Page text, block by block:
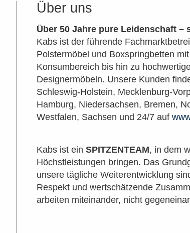
Über uns
Über 50 Jahre pure Leidenschaft –
Kabs ist der führende
Polstermöbel und Boxspringbetten
Konsumbereich bis hin zu
Designermöbeln. Unsere Kunden
Schleswig-Holstein, Mecklenburg-
Hamburg, Niedersachsen, Bremen,
Westfalen, Sachsen und 24/7 auf
Kabs ist einSPITZENTEAM, in dem
Höchstleistungen bringen. Das
unsere tägliche Weiterentwicklung
Respekt und wertschätzende
arbeiten miteinander, nicht